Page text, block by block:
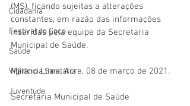
Cidadania
Festival do Coco
Saúde
Vigilãncia Sanitária
Juventude
(MS), ficando sujeitas a alterações
constantes, em razão das informações
inseridas pela equipe da Secretaria
Municipal de Saúde.
Mâncio Lima, Acre, 08 de março de 2021.
Secretaria Municipal de Saúde